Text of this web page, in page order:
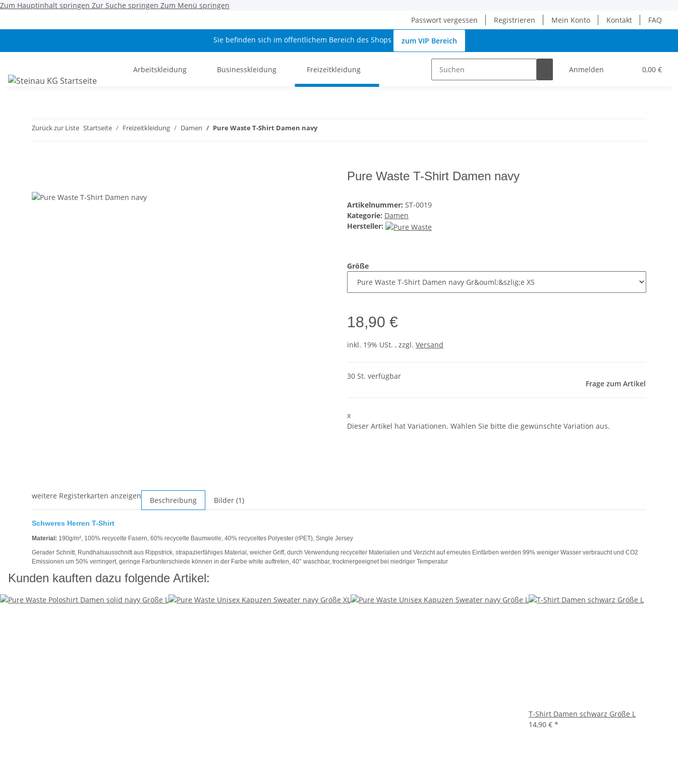
Zum Hauptinhalt springen Zur Suche springen Zum Menü springen
Passwort vergessen
Registrieren Mein Konto Kontakt FAQ
Sie befinden sich im öffentlichem Bereich des Shops zum VIP Bereich
Anmelden 0,00 €
Arbeitskleidung Businesskleidung Freizeitkleidung
Zurück zur Liste Startseite Freizeitkleidung Damen Pure Waste T-Shirt Damen navy
Pure Waste T-Shirt Damen navy
Artikelnummer: ST-0019
Kategorie: Damen
Hersteller:
Größe
18,90 €
inkl. 19% USt. , zzgl. Versand
30 St. verfügbar
Frage zum Artikel
x
Dieser Artikel hat Variationen. Wählen Sie bitte die gewünschte Variation aus.
weitere Registerkarten anzeigen Beschreibung Bilder (1)
Schweres Herren T-Shirt
Material: 190g/m², 100% recycelte Fasern, 60% recycelte Baumwolle, 40% recyceltes Polyester (rPET), Single Jersey
Gerader Schnitt, Rundhalsausschnitt aus Rippstrick, strapazierfähiges Material, weicher Griff, durch Verwendung recycelter Materialien und Verzicht auf erneutes Einfärben werden 99% weniger Wasser verbraucht und CO2
Emissionen um 50% verringert, geringe Farbunterschiede können in der Farbe white auftreten, 40° waschbar, trocknergeeignet bei niedriger Temperatur
Kunden kauften dazu folgende Artikel:
T-Shirt Damen schwarz Größe L
14,90 € *